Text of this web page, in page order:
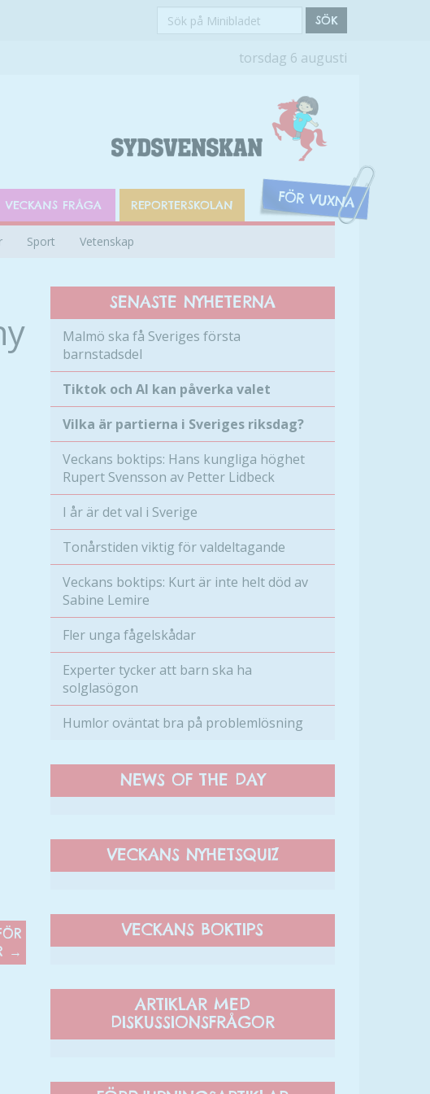
Sök
SÖK
torsdag 6 augusti
VECKANS FRÅGA REPORTERSKOLAN
Sport Vetenskap
→
SENASTE NYHETERNA
Malmö ska få Sveriges första
barnstadsdel
Tiktok och AI kan påverka valet
Vilka är partierna i Sveriges riksdag?
Veckans boktips: Hans kungliga höghet
Rupert Svensson av Petter Lidbeck
I år är det val i Sverige
Tonårstiden viktig för valdeltagande
Veckans boktips: Kurt är inte helt död av
Sabine Lemire
Fler unga fågelskådar
Experter tycker att barn ska ha
solglasögon
Humlor oväntat bra på problemlösning
NEWS OF THE DAY
VECKANS NYHETSQUIZ
VECKANS BOKTIPS
ARTIKLAR MED
DISKUSSIONSFRÅGOR